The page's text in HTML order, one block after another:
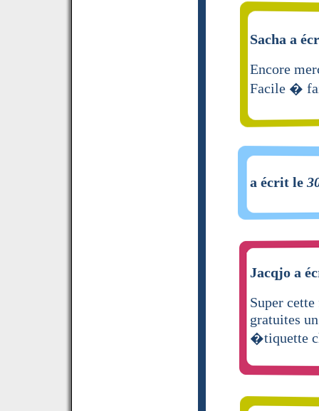
Sacha a
Encore
Facile �
a écrit le
Jacqjo a
Super
gratuites
�tiquette